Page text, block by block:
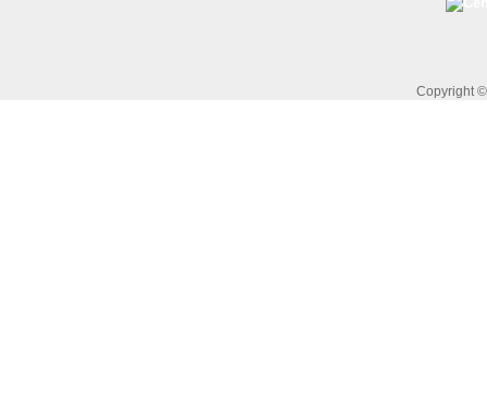
Copyright